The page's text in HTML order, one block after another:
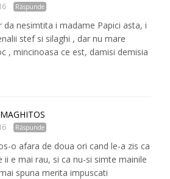
Răspunde
da nesimtita i madame Papici asta, i
stef si silaghi , dar nu mare
, mincinoasa ce est, damisi demisia
Răspunde
o afara de doua ori cand le-a zis ca
ii e mai rau, si ca nu-si simte mainile
spuna merita impuscati